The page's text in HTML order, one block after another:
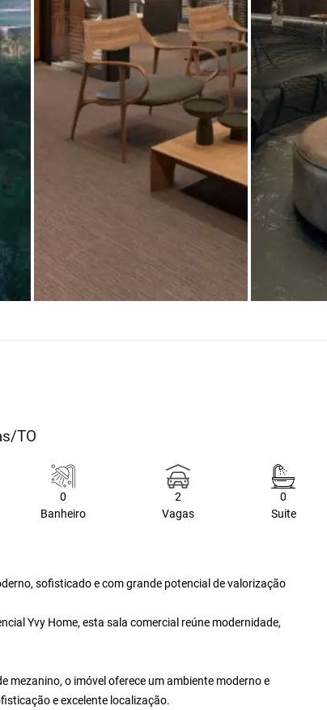
TO
0
Banheiro
2
Vagas
0
Suite
sofisticado e com grande potencial de valorização
Yvy Home, esta sala comercial reúne modernidade,
mezanino, o imóvel oferece um ambiente moderno e
e excelente localização.